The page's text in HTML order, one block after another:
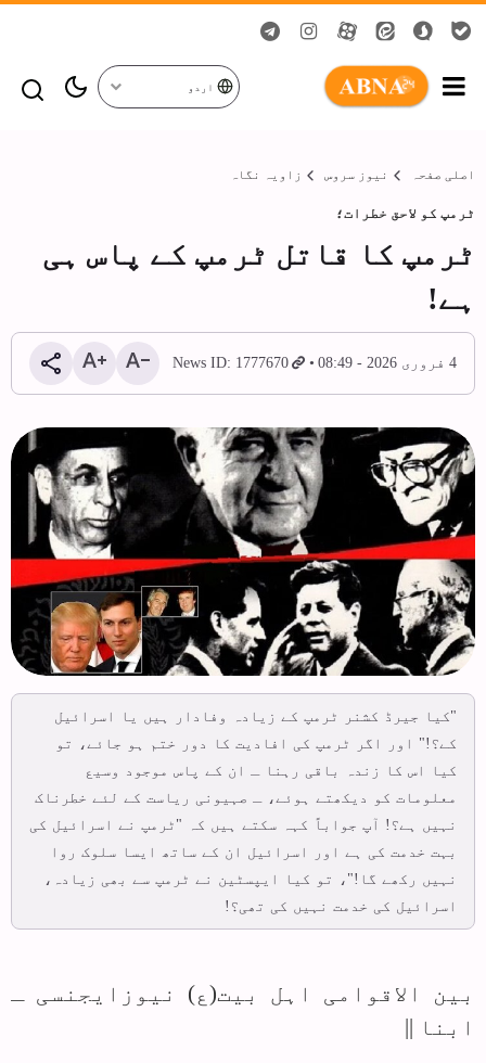
اردو
اصلی صفحہ نیوز سروس زاویہ نگاہ
ٹرمپ کو لاحق خطرات؛
ٹرمپ کا قاتل ٹرمپ کے پاس ہی
ہے!
4 فروری 2026 - 08:49 News ID: 1777670
"کیا جیرڈ کشنر ٹرمپ کے زیادہ وفادار ہیں یا اسرائیل
کے؟!" اور اگر ٹرمپ کی افادیت کا دور ختم ہو جائے، تو
کیا اس کا زندہ باقی رہنا ـ ان کے پاس موجود وسیع
معلومات کو دیکھتے ہوئے، ـ صہیونی ریاست کے لئے خطرناک
نہیں ہے؟! آپ جواباً کہہ سکتے ہیں کہ "ٹرمپ نے اسرائیل کی
بہت خدمت کی ہے اور اسرائیل ان کے ساتھ ایسا سلوک روا
نہیں رکھے گا!"، تو کیا ایپسٹین نے ٹرمپ سے بھی زیادہ،
اسرائیل کی خدمت نہیں کی تھی؟!
بین الاقوامی اہل بیت(ع) نیوزایجنسی ـ
ابنا ||